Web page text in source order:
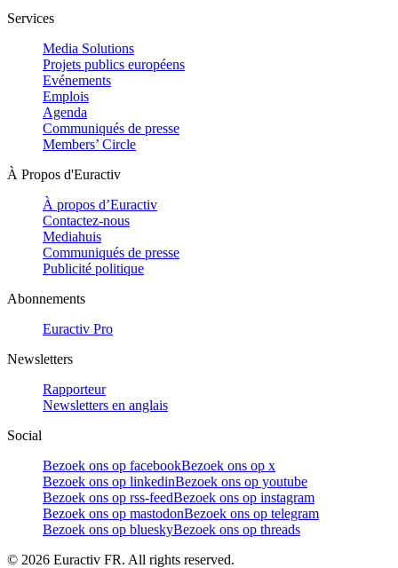
Services
Media Solutions
Projets publics européens
Evénements
Emplois
Agenda
Communiqués de presse
Members’ Circle
À Propos d'Euractiv
À propos d’Euractiv
Contactez-nous
Mediahuis
Communiqués de presse
Publicité politique
Abonnements
Euractiv Pro
Newsletters
Rapporteur
Newsletters en anglais
Social
Bezoek ons op facebookBezoek ons op x
Bezoek ons op linkedinBezoek ons op youtube
Bezoek ons op rss-feedBezoek ons op instagram
Bezoek ons op mastodonBezoek ons op telegram
Bezoek ons op blueskyBezoek ons op threads
© 2026 Euractiv FR. All rights reserved.